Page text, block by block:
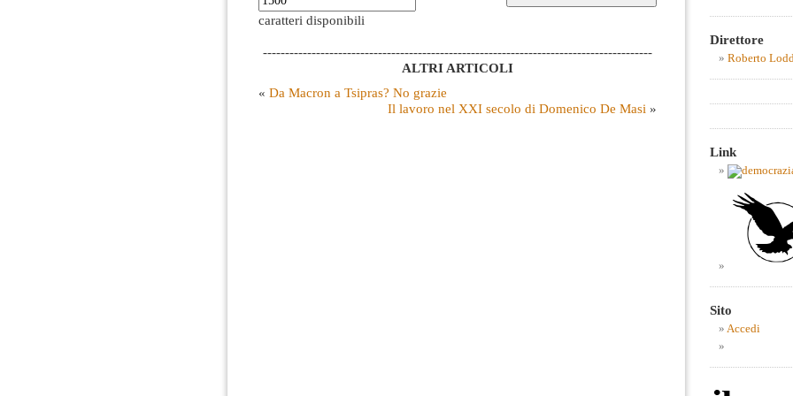
caratteri disponibili
----------------------------------------------------------------------------------------
ALTRI ARTICOLI
« Da Macron a Tsipras? No grazie
Il lavoro nel XXI secolo di Domenico De Masi »
Direttore
Roberto
Link
Sito
Accedi